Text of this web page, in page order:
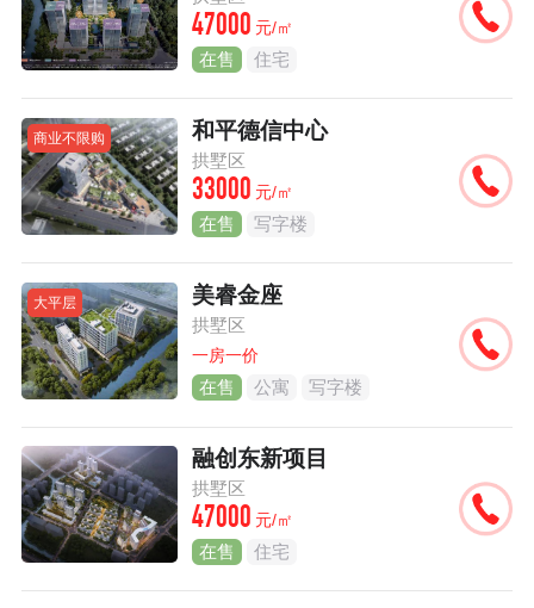
47000 元/㎡
在售 住宅
商业不限购 和平德信中心
拱墅区
33000 元/㎡
在售 写字楼
大平层 美睿金座
拱墅区
一房一价
在售 公寓 写字楼
融创东新项目
拱墅区
47000 元/㎡
在售 住宅